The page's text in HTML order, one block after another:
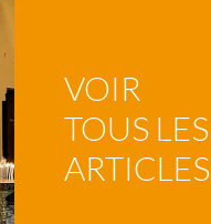
VOIR
TOUS LES
ARTICLES